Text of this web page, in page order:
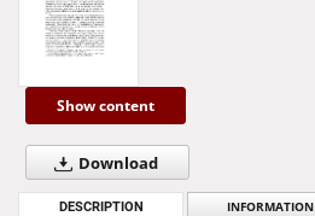
Show content
Download
DESCRIPTION INFORMATION